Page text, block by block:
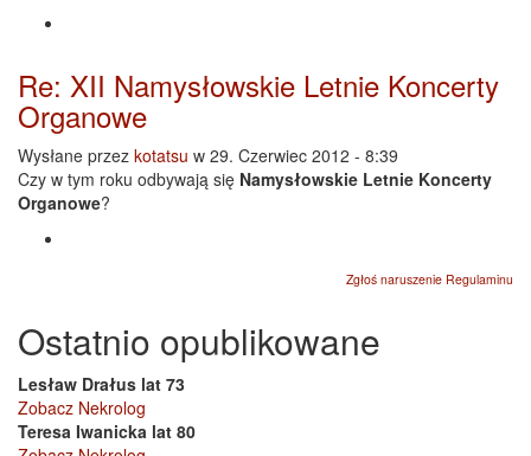
Re: XII Namysłowskie Letnie Koncerty
Organowe
Wysłane przez kotatsu w 29. Czerwiec 2012 - 8:39
Czy w tym roku odbywają się Namysłowskie Letnie Koncerty
Organowe?
Zgłoś naruszenie Regulaminu
Ostatnio opublikowane
Lesław Drałus lat 73
Zobacz Nekrolog
Teresa Iwanicka lat 80